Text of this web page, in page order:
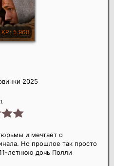
2025
и мечтает о
Но прошлое так просто
летнюю дочь Полли